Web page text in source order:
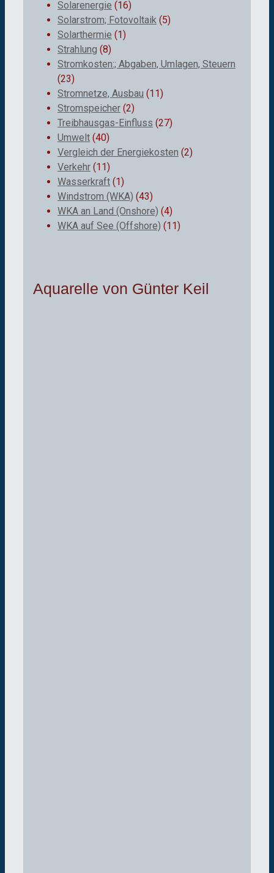
Solarenergie (16)
Solarstrom; Fotovoltaik (5)
Solarthermie (1)
Strahlung (8)
Stromkosten:; Abgaben, Umlagen, Steuern
(23)
Stromnetze, Ausbau (11)
Stromspeicher (2)
Treibhausgas-Einfluss (27)
Umwelt (40)
Vergleich der Energiekosten (2)
Verkehr (11)
Wasserkraft (1)
Windstrom (WKA) (43)
WKA an Land (Onshore) (4)
WKA auf See (Offshore) (11)
Aquarelle von Günter Keil